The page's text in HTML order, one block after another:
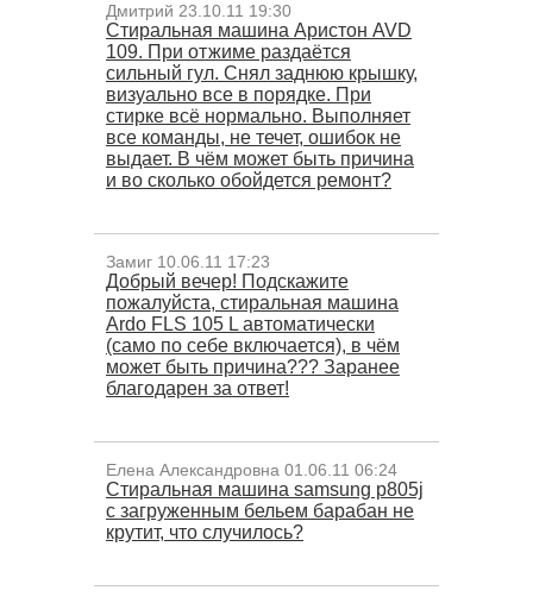
Дмитрий 23.10.11 19:30
Cтиральная машина Аристон AVD
109. При отжиме раздаётся
сильный гул. Снял заднюю крышку,
визуально все в порядке. При
стирке всё нормально. Выполняет
все команды, не течет, ошибок не
выдает. В чём может быть причина
и во сколько обойдется ремонт?
Замиг 10.06.11 17:23
Добрый вечер! Подскажите
пожалуйста, стиральная машина
Ardo FLS 105 L автоматически
(само по себе включается), в чём
может быть причина??? Заранее
благодарен за ответ!
Елена Александровна 01.06.11 06:24
Стиральная машина samsung p805j
с загруженным бельем барабан не
крутит, что случилось?